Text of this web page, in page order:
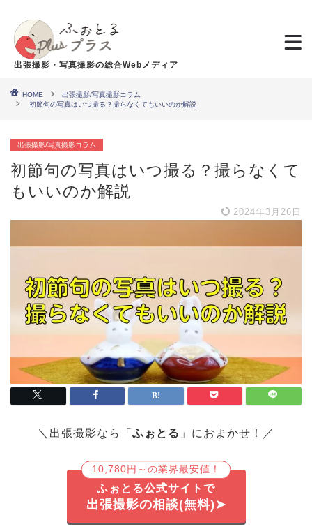
出張撮影・写真撮影の総合Webメディア
HOME
出張撮影/写真撮影コラム
初節句の写真はいつ撮る？撮らなくてもいいのか解説
出張撮影/写真撮影コラム
初節句の写真はいつ撮る？撮らなくて
もいいのか解説
2024年3月26日
＼出張撮影なら「 ふぉとる 」におまかせ！／
10,780円～の業界最安値！
ふぉとる公式サイトで
出張撮影の相談(無料)➤